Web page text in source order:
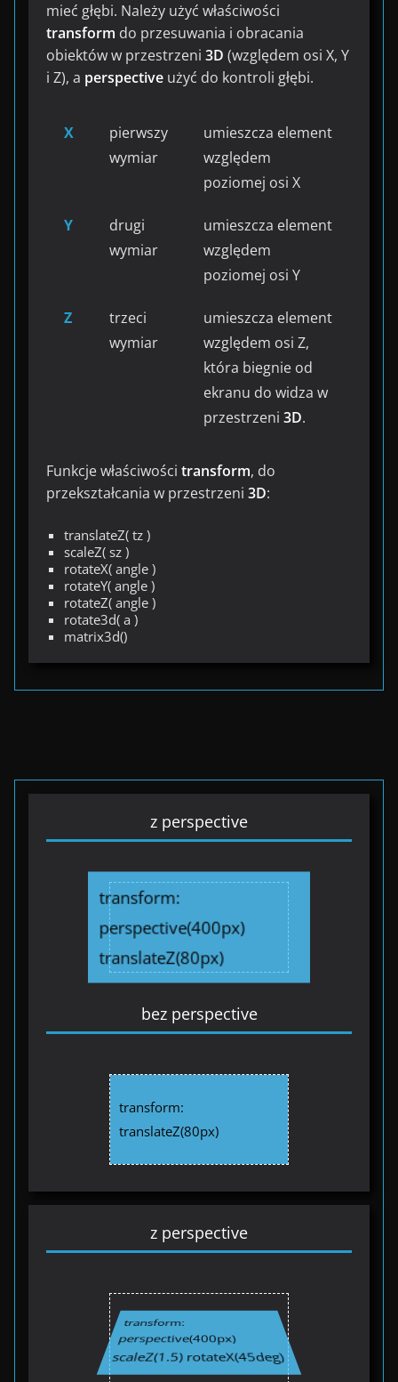
mieć głębi. Należy użyć właściwości
transform do przesuwania i obracania
obiektów w przestrzeni 3D (względem osi X, Y
i Z), a perspective użyć do kontroli głębi.
X
pierwszy
wymiar
umieszcza element
względem
poziomej osi X
Y
drugi
wymiar
umieszcza element
względem
poziomej osi Y
Z
trzeci
wymiar
umieszcza element
względem osi Z,
która biegnie od
ekranu do widza w
przestrzeni 3D.
Funkcje właściwości transform, do
przekształcania w przestrzeni 3D:
translateZ( tz )
scaleZ( sz )
rotateX( angle )
rotateY( angle )
rotateZ( angle )
rotate3d( a )
matrix3d()
z perspective
transform:
perspective(400px)
translateZ(80px)
bez perspective
transform:
translateZ(80px)
z perspective
transform:
perspective(400px)
scaleZ(1.5) rotateX(45deg)